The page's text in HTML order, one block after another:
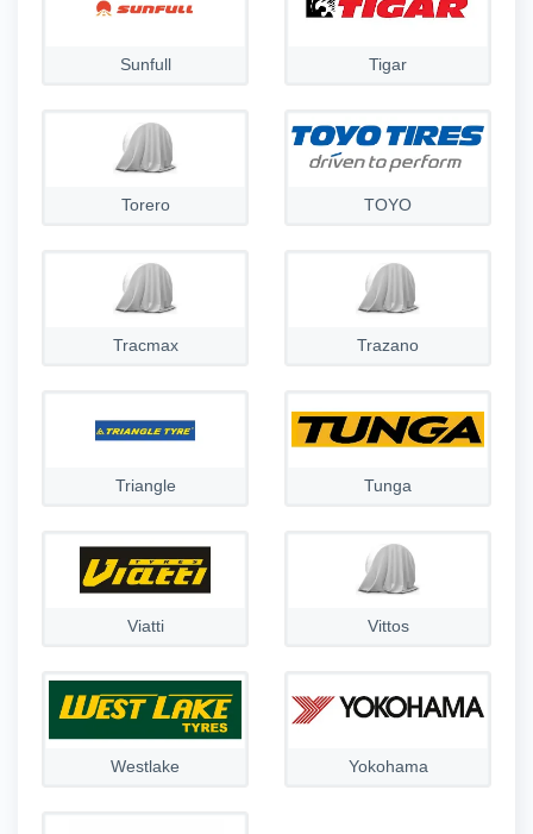
Sunfull Tigar
Torero TOYO
Tracmax Trazano
Triangle Tunga
Viatti Vittos
Westlake Yokohama